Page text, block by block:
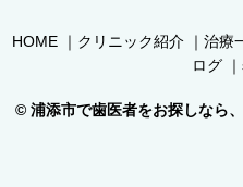
HOME ｜ クリニック紹介 ｜ 治療
ログ
｜
© 浦添市で歯医者をお探しなら